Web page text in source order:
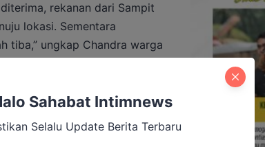
rekanan dari Sampit
lokasi. Sementara
tiba,” ungkap Chandra warga
Tiga Terdakwa
Sahabat Intimnews
Selalu Update Berita Terbaru